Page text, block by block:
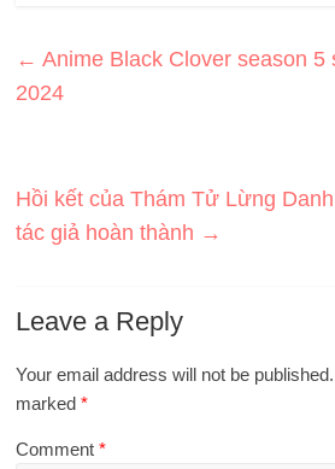
← Anime Black Clover season 5
2024
Hồi kết của Thám Tử Lừng
tác giả hoàn thành →
Leave a Reply
Your email address will not be published.
marked*
Comment*